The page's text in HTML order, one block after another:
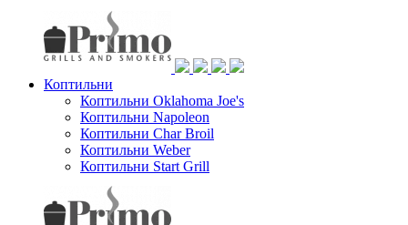
Коптильни
Коптильни Oklahoma Joe's
Коптильни Napoleon
Коптильни Char Broil
Коптильни Weber
Коптильни Start Grill